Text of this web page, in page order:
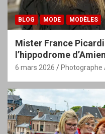
BLOG MODE MODÈLES
Mister France
l’hippodrome
6 mars 2026 Photographe